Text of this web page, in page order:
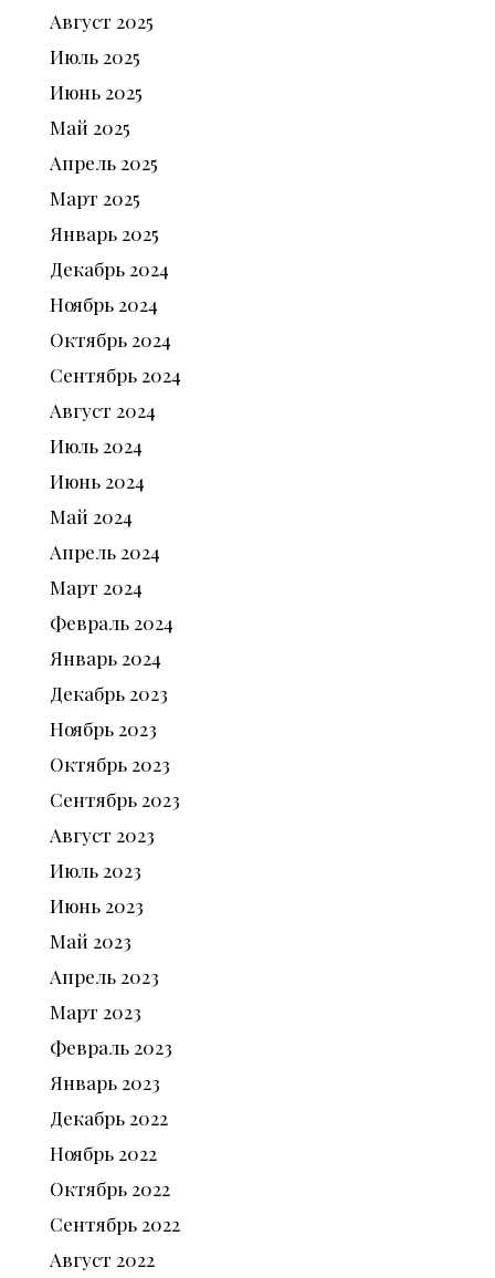
Август 2025
Июль 2025
Июнь 2025
Май 2025
Апрель 2025
Март 2025
Январь 2025
Декабрь 2024
Ноябрь 2024
Октябрь 2024
Сентябрь 2024
Август 2024
Июль 2024
Июнь 2024
Май 2024
Апрель 2024
Март 2024
Февраль 2024
Январь 2024
Декабрь 2023
Ноябрь 2023
Октябрь 2023
Сентябрь 2023
Август 2023
Июль 2023
Июнь 2023
Май 2023
Апрель 2023
Март 2023
Февраль 2023
Январь 2023
Декабрь 2022
Ноябрь 2022
Октябрь 2022
Сентябрь 2022
Август 2022